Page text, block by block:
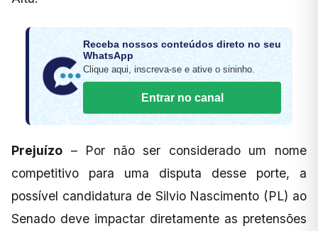
Receba nossos conteúdos direto no seu
WhatsApp
Clique aqui, inscreva-se e ative o sininho.
Entrar no canal
Prejuízo – Por não ser considerado um nome
competitivo para uma disputa desse porte, a
possível candidatura de Silvio Nascimento (PL) ao
Senado deve impactar diretamente as pretensões